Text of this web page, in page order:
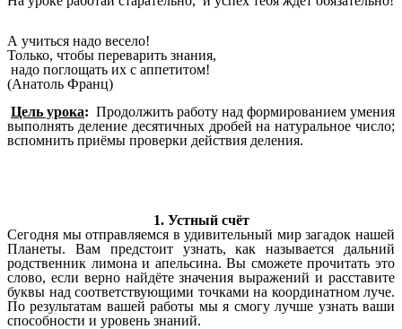
А учиться надо весело!
Только, чтобы переварить знания,
надо поглощать их с аппетитом!
(Анатоль Франц)
Цель урока: Продолжить работу над формированием умения
выполнять деление десятичных дробей на натуральное число;
вспомнить приёмы проверки действия деления.
1. Устный счёт
Сегодня мы отправляемся в удивительный мир загадок нашей
Планеты. Вам предстоит узнать, как называется дальний
родственник лимона и апельсина. Вы сможете прочитать это
слово, если верно найдёте значения выражений и расставите
буквы над соответствующими точками на координатном луче.
По результатам вашей работы мы я смогу лучше узнать ваши
способности и уровень знаний.